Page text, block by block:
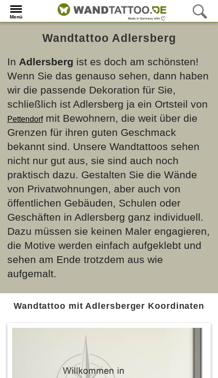
Menü
Wandtattoo Adlersberg
In Adlersberg ist es doch am schönsten!
Wenn Sie das genauso sehen, dann haben
wir die passende Dekoration für Sie,
schließlich ist Adlersberg ja ein Ortsteil von
Pettendorfmit Bewohnern, die weit über die
Grenzen für ihren guten Geschmack
bekannt sind. Unsere Wandtattoos sehen
nicht nur gut aus, sie sind auch noch
praktisch dazu. Gestalten Sie die Wände
von Privatwohnungen, aber auch von
öffentlichen Gebäuden, Schulen oder
Geschäften in Adlersberg ganz individuell.
Dazu müssen sie keinen Maler engagieren,
die Motive werden einfach aufgeklebt und
sehen am Ende trotzdem aus wie
aufgemalt.
Wandtattoo mit Adlersberger Koordinaten